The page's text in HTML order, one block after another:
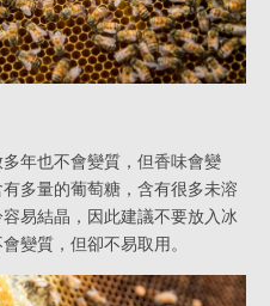
年也不會變質，但香味會變
多量的葡萄糖，含有很多未溶
易結晶，因此建議不要放入冰
變質，但卻不易取用。